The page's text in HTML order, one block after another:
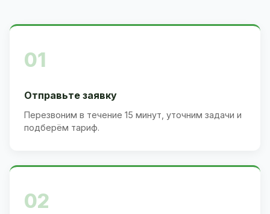
01
Отправьте заявку
Перезвоним в течение 15 минут, уточним задачи и
подберём тариф.
02